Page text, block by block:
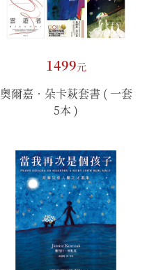
1499元
奧爾嘉．朵卡萩套書 ( 一套
5本 )